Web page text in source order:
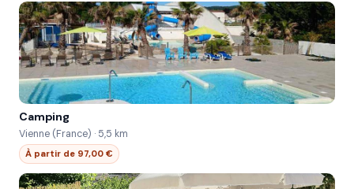
Camping
Vienne (France) · 5,5 km
À partir de 97,00 €